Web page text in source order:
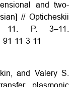
and two-
// Opticheskii
P. 3–11.
11-3-11
and Valery S.
plasmonic